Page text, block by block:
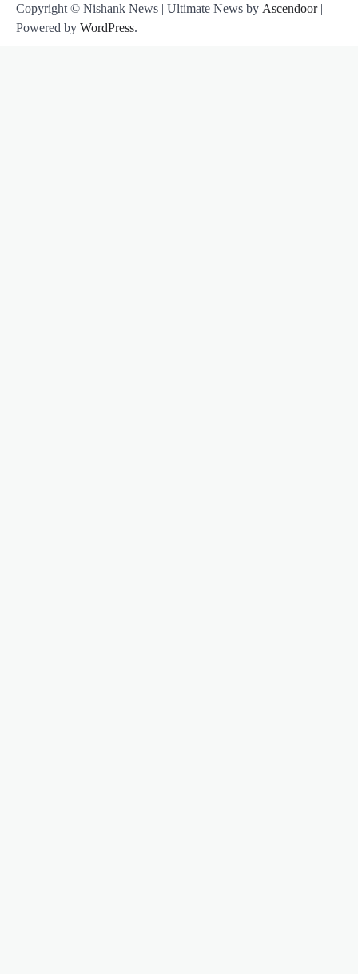
Copyright © Nishank News | Ultimate News by Ascendoor|
Powered by WordPress.